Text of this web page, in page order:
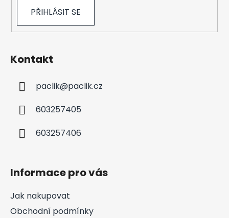
PŘIHLÁSIT SE
Kontakt
paclik@paclik.cz
603257405
603257406
Informace pro vás
Jak nakupovat
Obchodní podmínky